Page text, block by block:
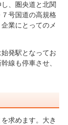
、圏央道と北関
号国道の高規格
業にとってのメ
発駅となってお
線も停車させ、
求めます。大き